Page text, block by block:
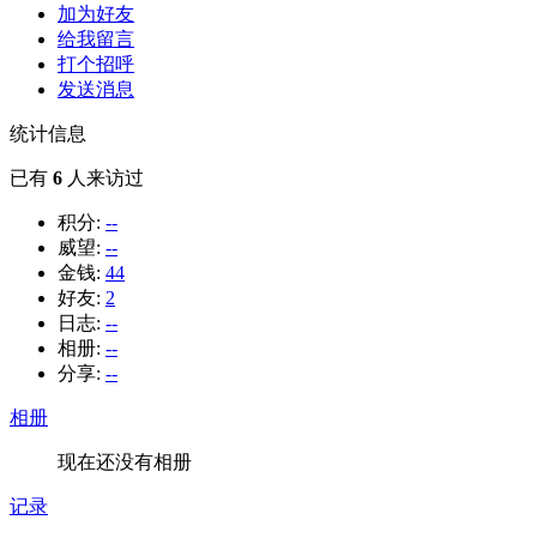
加为好友
给我留言
打个招呼
发送消息
统计信息
已有 6 人来访过
积分: --
威望: --
金钱: 44
好友: 2
日志: --
相册: --
分享: --
相册
现在还没有相册
记录